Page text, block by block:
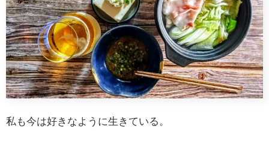
私も今は好きなように生きている。